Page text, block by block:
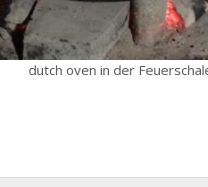
dutch oven in der